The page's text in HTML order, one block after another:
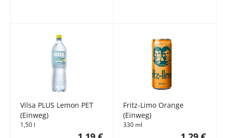
Vilsa PLUS Lemon PET
(Einweg)
1,50 l
Fritz-Limo Orange
(Einweg)
330 ml